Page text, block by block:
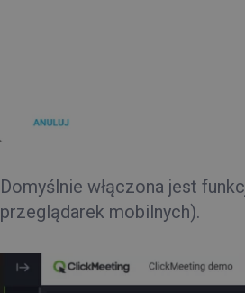
Domyślnie włączona jest
przeglądarek mobilnych).